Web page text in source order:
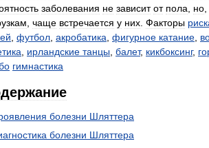
заболевания не зависит от пола но
чаще встречается у них Факторы
футбол акробатика фигурное катание
ирландские танцы балет, кикбоксинг,
гимнастика
болезни Шляттера
болезни Шляттера